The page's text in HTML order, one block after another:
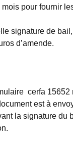
pour fournir
signature de bail,
d’amende.
cerfa 15652
est à
la signature du